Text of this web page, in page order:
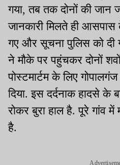
गया, तब तक दोनों की जान
जानकारी मिलते ही
गए और सूचना पुलिस को दी
ने मौके पर पहुंचकर दोनों
पोस्टमार्टम के लिए
दिया. इस दर्दनाक हादसे के
रोकर बुरा हाल है. पूरे गांव में
है.